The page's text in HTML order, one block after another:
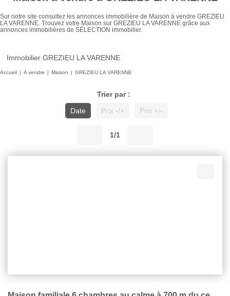
Sur notre site consultez les annonces immobilière de Maison à vendre GREZIEU
LA VARENNE. Trouvez votre Maison sur GREZIEU LA VARENNE grâce aux
annonces immobilières de SÉLECTION immobilier.
Immobilier GREZIEU LA VARENNE
Accueil A vendre Maison GREZIEU LA VARENNE
Trier par :
Date
Prix -/+ Prix +/-
1/1